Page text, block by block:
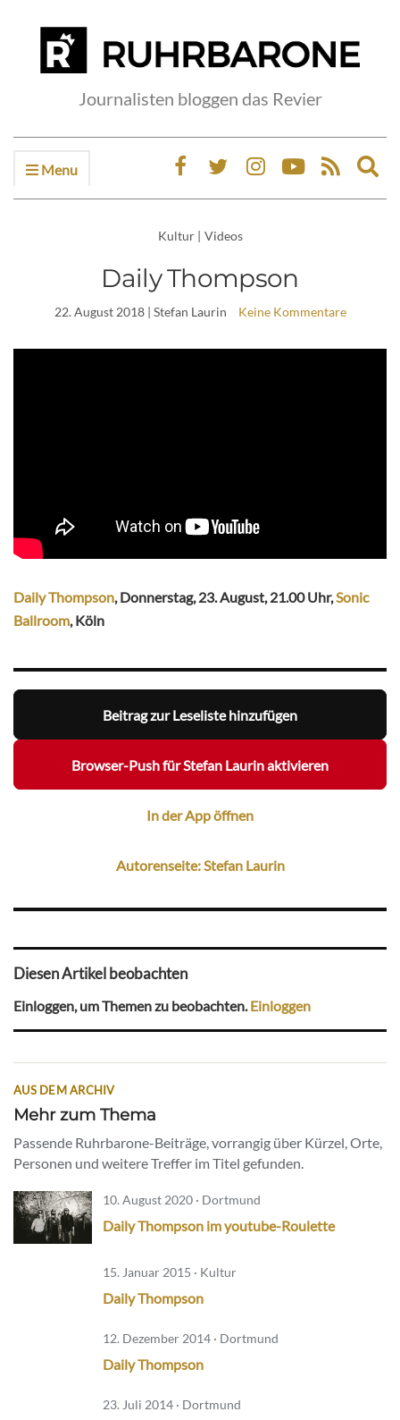
Journalisten bloggen das Revier
Menu
Kultur | Videos
Daily Thompson
22. August 2018| Stefan Laurin Keine Kommentare
Daily Thompson, Donnerstag, 23. August, 21.00 Uhr,Sonic
Ballroom, Köln
Beitrag zur Leseliste hinzufügen
Browser-Push für Stefan Laurin aktivieren
In der App öffnen
Autorenseite: Stefan Laurin
Diesen Artikel beobachten
Einloggen, um Themen zu beobachten. Einloggen
AUS DEM ARCHIV
Mehr zum Thema
Passende Ruhrbarone-Beiträge, vorrangig über Kürzel, Orte,
Personen und weitere Treffer im Titel gefunden.
10. August 2020 · Dortmund
Daily Thompson im youtube-Roulette
15. Januar 2015 · Kultur
Daily Thompson
12. Dezember 2014 · Dortmund
Daily Thompson
23. Juli 2014 · Dortmund